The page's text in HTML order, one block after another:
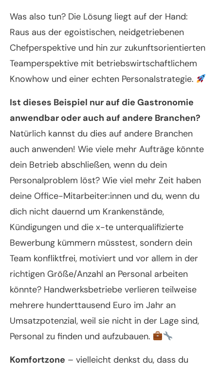
Was also tun? Die Lösung liegt auf der Hand:
Raus aus der egoistischen, neidgetriebenen
Chefperspektive und hin zur zukunftsorientierten
Teamperspektive mit betriebswirtschaftlichem
Knowhow und einer echten Personalstrategie.
Ist dieses Beispiel nur auf die Gastronomie
anwendbar oder auch auf andere Branchen?
Natürlich kannst du dies auf andere Branchen
auch anwenden! Wie viele mehr Aufträge könnte
dein Betrieb abschließen, wenn du dein
Personalproblem löst? Wie viel mehr Zeit haben
deine Office-Mitarbeiter:innen und du, wenn du
dich nicht dauernd um Krankenstände,
Kündigungen und die x-te unterqualifizierte
Bewerbung kümmern müsstest, sondern dein
Team konfliktfrei, motiviert und vor allem in der
richtigen Größe/Anzahl an Personal arbeiten
könnte? Handwerksbetriebe verlieren teilweise
mehrere hunderttausend Euro im Jahr an
Umsatzpotenzial, weil sie nicht in der Lage sind,
Personal zu finden und aufzubauen.
Komfortzone – vielleicht denkst du, dass du